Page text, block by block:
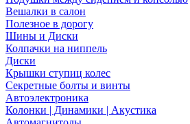
Вешалки в салон
Полезное в дорогу
Шины и Диски
Колпачки на ниппель
Диски
Крышки ступиц колес
Секретные болты и винты
Автоэлектроника
Колонки | Динамики | Акустика